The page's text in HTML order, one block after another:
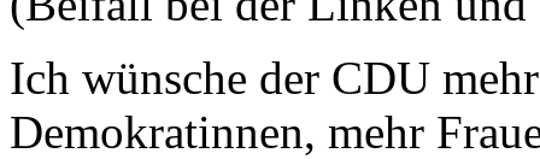
Ich wünsche der CDU
Demokratinnen, mehr